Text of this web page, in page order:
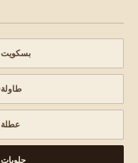
بسكويت
طاولة
عطلة
حلويات